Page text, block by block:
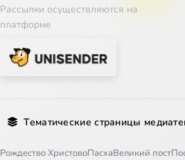
Рассылки осуществляются на
платформе
Тематические страницы
Рождество ХристовоПасхаВеликий пост